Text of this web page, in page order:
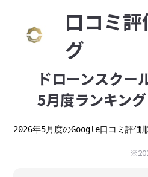
⼝コミ
グ
ドローンスクー
5月度ランキング
2026年5月度のGoogle口コミ評価